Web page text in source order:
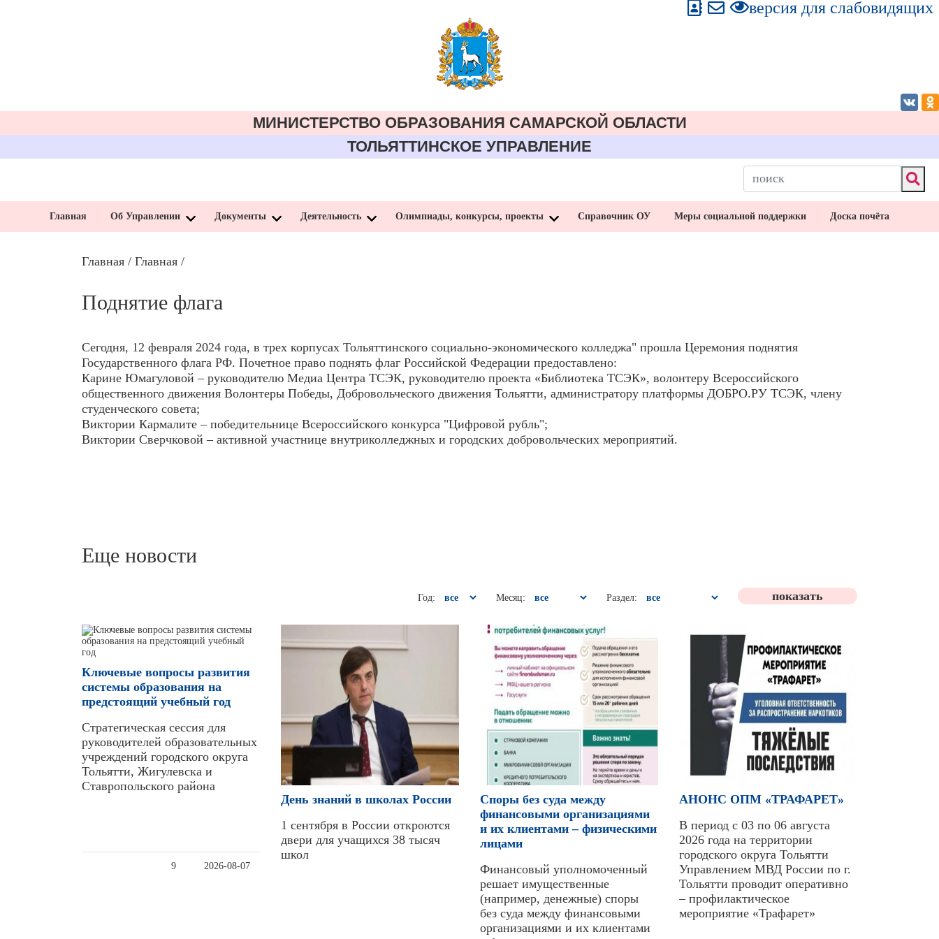
версия для слабовидящих
МИНИСТЕРСТВО ОБРАЗОВАНИЯ CАМАРСКОЙ ОБЛАСТИ
ТОЛЬЯТТИНСКОЕ УПРАВЛЕНИЕ
Главная Об Управлении Документы Деятельность Олимпиады, конкурсы, проекты Справочник ОУ Меры социальной поддержки Доска почёта
Главная / Главная /
Поднятие флага
Сегодня, 12 февраля 2024 года, в трех корпусах Тольяттинского социально-экономического колледжа" прошла Церемония поднятия
Государственного флага РФ. Почетное право поднять флаг Российской Федерации предоставлено:
Карине Юмагуловой – руководителю Медиа Центра ТСЭК, руководителю проекта «Библиотека ТСЭК», волонтеру Всероссийского
общественного движения Волонтеры Победы, Добровольческого движения Тольятти, администратору платформы ДОБРО.РУ ТСЭК, члену
студенческого совета;
Виктории Кармалите – победительнице Всероссийского конкурса "Цифровой рубль";
Виктории Сверчковой – активной участнице внутриколледжных и городских добровольческих мероприятий.
Еще новости
Год: Месяц: Раздел:
Ключевые вопросы развития
системы образования на
предстоящий учебный год
Стратегическая сессия для
руководителей образовательных
учреждений городского округа
Тольятти, Жигулевска и
Ставропольского района
2026-08-07
9
День знаний в школах России
1 сентября в России откроются
двери для учащихся 38 тысяч
школ
Cпоры без суда между
финансовыми организациями
и их клиентами – физическими
лицами
Финансовый уполномоченный
решает имущественные
(например, денежные) споры
без суда между финансовыми
организациями и их клиентами
АНОНС ОПМ «ТРАФАРЕТ»
В период с 03 по 06 августа
2026 года на территории
городского округа Тольятти
Управлением МВД России по г.
Тольятти проводит оперативно
– профилактическое
мероприятие «Трафарет»